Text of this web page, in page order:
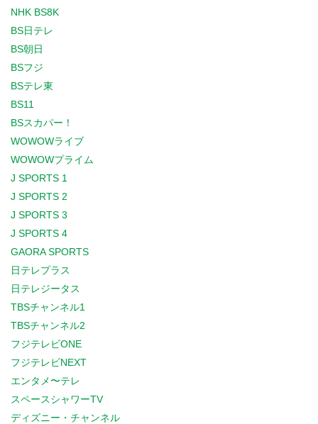
NHK BS8K
BS日テレ
BS朝日
BSフジ
BSテレ東
BS11
BSスカパー！
WOWOWライブ
WOWOWプライム
J SPORTS 1
J SPORTS 2
J SPORTS 3
J SPORTS 4
GAORA SPORTS
日テレプラス
日テレジータス
TBSチャンネル1
TBSチャンネル2
フジテレビONE
フジテレビNEXT
エンタメ〜テレ
スペースシャワーTV
ディズニー・チャンネル